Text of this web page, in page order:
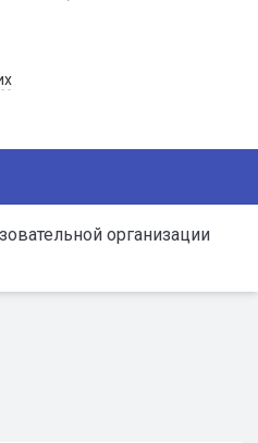
организации